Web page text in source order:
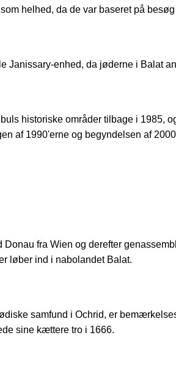
helhed, da de var baseret på
enhed, da jøderne i Balat
historiske områder tilbage i 1985,
af 1990'erne og begyndelsen af
fra Wien og derefter
løber ind i nabolandet Balat.
samfund i Ochrid, er
sine kættere tro i 1666.